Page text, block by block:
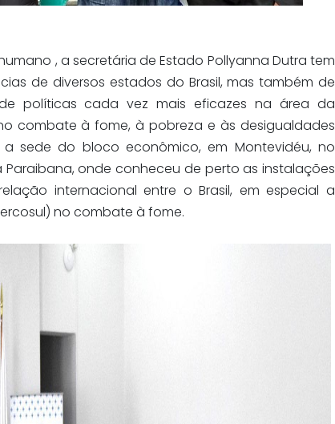
, a secretária de Estado Pollyanna Dutra tem
de diversos estados do Brasil, mas também de
políticas cada vez mais eficazes na área da
combate à fome, à pobreza e às desigualdades
a sede do bloco econômico, em Montevidéu, no
onde conheceu de perto as instalações
internacional entre o Brasil, em especial a
no combate à fome.